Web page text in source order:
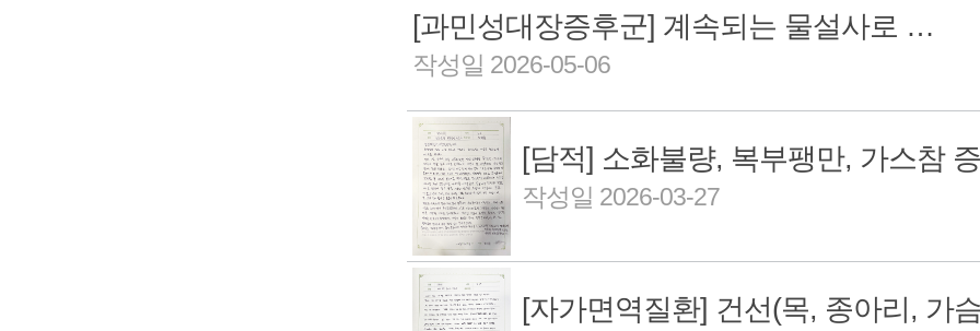
[과민성대장증후군] 계속되는 물설사로 힘겨워하시던 66세 치료 후기
작성일 2026-05-06
작성일 2026-03-27